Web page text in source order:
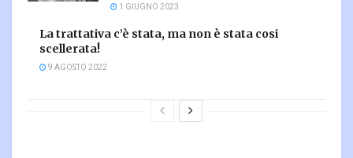
1 GIUGNO 2023
La trattativa c’è stata, ma non è stata cosi
scellerata!
9 AGOSTO 2022